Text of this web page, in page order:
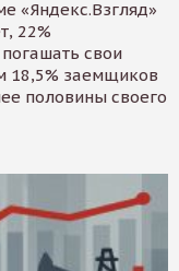
«Яндекс.Взгляд»
22%
свои
18,5% заемщиков
половины своего